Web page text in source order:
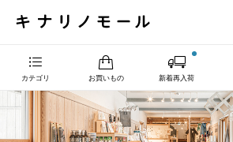
カテゴリ お買いもの 新着再入荷